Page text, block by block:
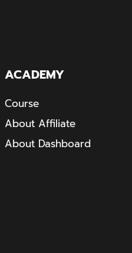
ACADEMY
Course
About Affiliate
About Dashboard